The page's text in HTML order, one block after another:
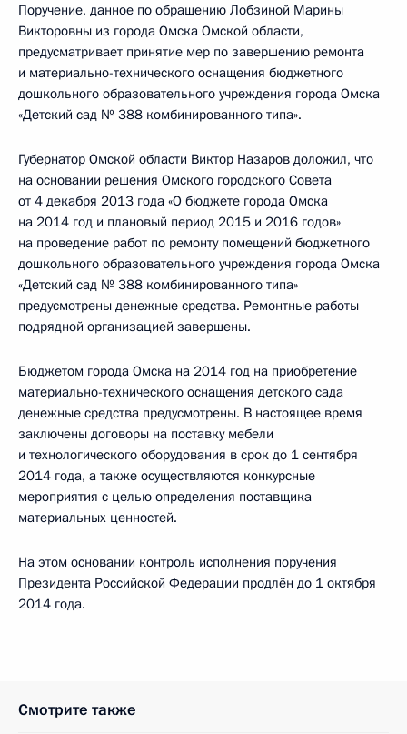
Поручение, данное по обращению Лобзиной Марины
Викторовны из города Омска Омской области,
предусматривает принятие мер по завершению ремонта
и материально-технического оснащения бюджетного
дошкольного образовательного учреждения города Омска
«Детский сад № 388 комбинированного типа».
Губернатор Омской области Виктор Назаров доложил, что
на основании решения Омского городского Совета
от 4 декабря 2013 года «О бюджете города Омска
на 2014 год и плановый период 2015 и 2016 годов»
на проведение работ по ремонту помещений бюджетного
дошкольного образовательного учреждения города Омска
«Детский сад № 388 комбинированного типа»
предусмотрены денежные средства. Ремонтные работы
подрядной организацией завершены.
Бюджетом города Омска на 2014 год на приобретение
материально-технического оснащения детского сада
денежные средства предусмотрены. В настоящее время
заключены договоры на поставку мебели
и технологического оборудования в срок до 1 сентября
2014 года, а также осуществляются конкурсные
мероприятия с целью определения поставщика
материальных ценностей.
На этом основании контроль исполнения поручения
Президента Российской Федерации продлён до 1 октября
2014 года.
Смотрите также